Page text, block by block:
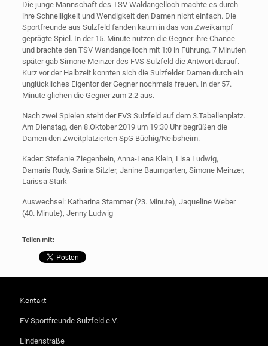
Die junge Mannschaft des TSV Waldangelloch machte es durch
ihre Schnelligkeit und Wendigkeit den Damen nicht einfach. Die
Sportfreunde aus Sulzfeld fanden kaum in das von Zweikampf
geprägte Spiel. In der 15. Minute nutzen die Gegner ihre Chance
und brachte den TSV Wandangelloch mit 1:0 in Führung. 7 Minuten
später gab Simone Meinzer des FVS Sulzfeld die Antwort darauf.
Kurz vor der Halbzeit konnten sich die Sulzfelder Damen durch ein
unglückliches Eigentor der Gegner nochmals freuen. In der 57.
Minute glichen die Gegner zum 2:2 aus.
Nach zwei Spielen steht der FVS Sulzfeld auf dem 3.Tabellenplatz.
Am Dienstag, den 8.Oktober 2019 um 19:30 Uhr begrüßen die
Damen den Zweitplatzierten SpG Büchig/Neibsheim.
Kader: Stefanie Ziegenbein, Anna-Lena Klein, Lisa Ludwig,
Damaris Rudy, Sarina Sitzler, Janine Baumgarten, Simone Meinzer,
Larissa Stark
Auswechsel: Katharina Stammer (23. Minute), Jaqueline Weber
(40. Minute), Jenny Ludwig
Teilen mit:
Kontakt
FV Sportfreunde Sulzfeld e.V.
Lindenstraße